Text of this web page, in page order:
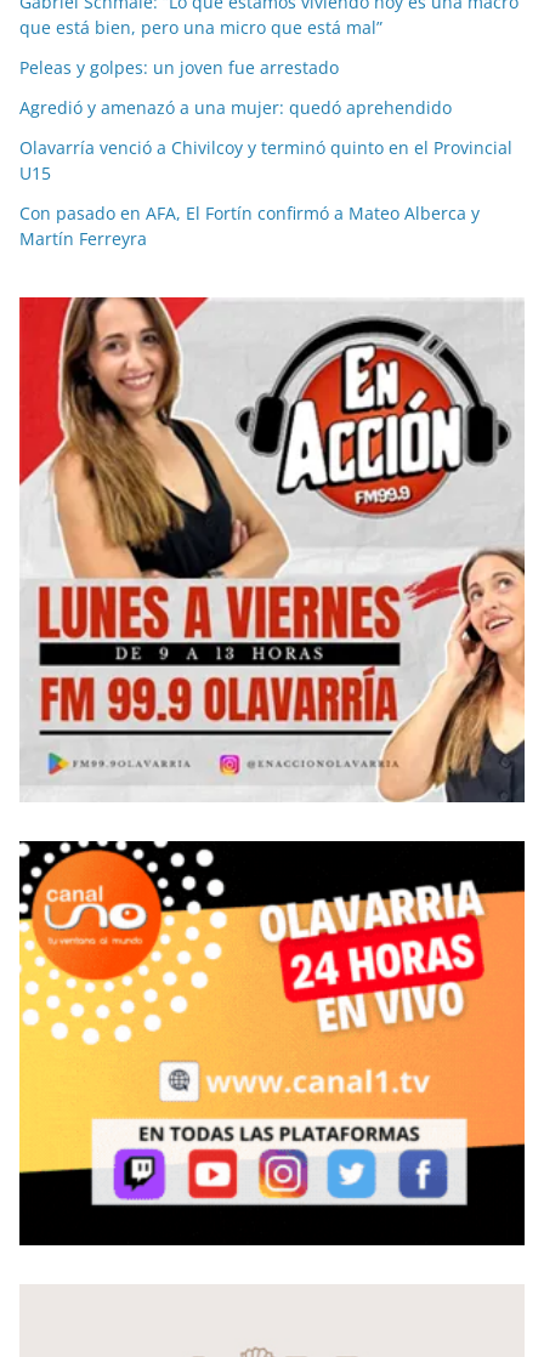
que está bien, pero una micro que está mal”
Peleas y golpes: un joven fue arrestado
Agredió y amenazó a una mujer: quedó aprehendido
Olavarría venció a Chivilcoy y terminó quinto en el Provincial
U15
Con pasado en AFA, El Fortín confirmó a Mateo Alberca y
Martín Ferreyra